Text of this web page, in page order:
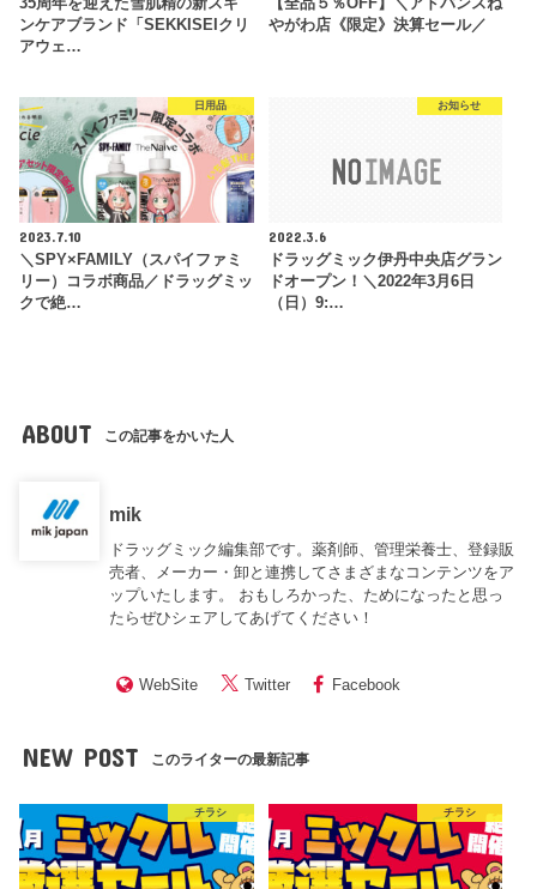
ンケアブランド「SEKKISEIクリ
アウェ…
やがわ店《限定》決算セール／
日用品
2023.7.10
＼SPY×FAMILY（スパイファミ
リー）コラボ商品／ドラッグミッ
クで絶…
お知らせ
2022.3.6
ドラッグミック伊丹中央店グラン
ドオープン！＼2022年3月6日
（日）9:…
ABOUT この記事をかいた人
mik
ドラッグミック編集部です。薬剤師、管理栄養士、登録販
売者、メーカー・卸と連携してさまざまなコンテンツをア
ップいたします。 おもしろかった、ためになったと思っ
たらぜひシェアしてあげてください！
WebSite Twitter Facebook
NEW POST このライターの最新記事
チラシ チラシ